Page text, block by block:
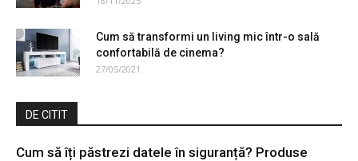
Cum să transformi un living mic într-o sală
confortabilă de cinema?
27/05/2021
DE CITIT
Cum să îți păstrezi datele în siguranță? Produse